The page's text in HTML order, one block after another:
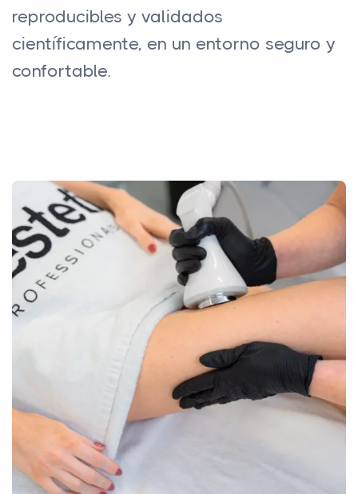
reproducibles y validados
científicamente, en un entorno seguro y
confortable.